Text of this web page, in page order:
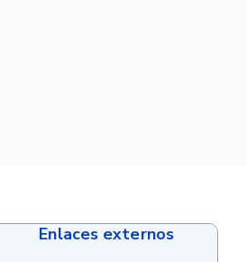
Enlaces externos